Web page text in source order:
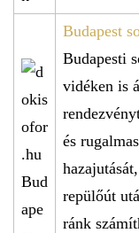
Budapest
Budapesti
vidéken is
és
repülőút
ránk